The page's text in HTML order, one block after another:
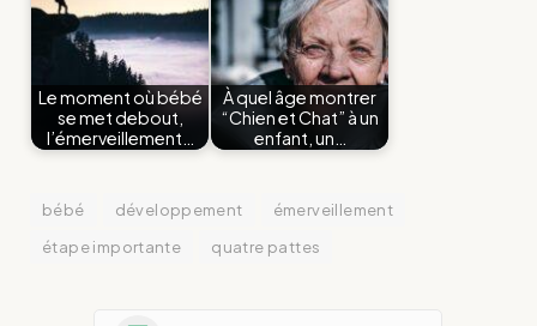
Le moment où bébé
se met debout,
l’émerveillement…
À quel âge montrer
“Chien et Chat” à un
enfant, un…
bébé développement
émerveillement
étape importante
quatre pattes